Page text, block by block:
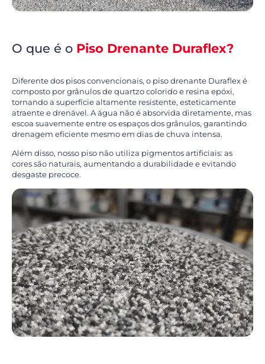
O que é o Piso Drenante Duraflex?
Diferente dos pisos convencionais, o piso drenante Duraflex é
composto por grânulos de quartzo colorido e resina epóxi,
tornando a superfície altamente resistente, esteticamente
atraente e drenável. A água não é absorvida diretamente, mas
escoa suavemente entre os espaços dos grânulos, garantindo
drenagem eficiente mesmo em dias de chuva intensa.
Além disso, nosso piso não utiliza pigmentos artificiais: as
cores são naturais, aumentando a durabilidade e evitando
desgaste precoce.